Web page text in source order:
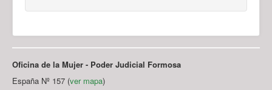
Oficina de la Mujer - Poder Judicial Formosa
España Nº 157 (ver mapa)